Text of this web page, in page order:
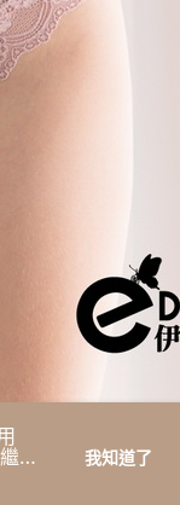
NT$1,000(含以上)免
續 我知道了